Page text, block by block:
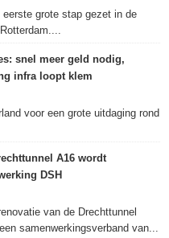
grote stap gezet in de
snel meer geld nodig,
infra loopt klem
voor een grote uitdaging rond
A16 wordt
DSH
van de Drechttunnel
samenwerkingsverband van...